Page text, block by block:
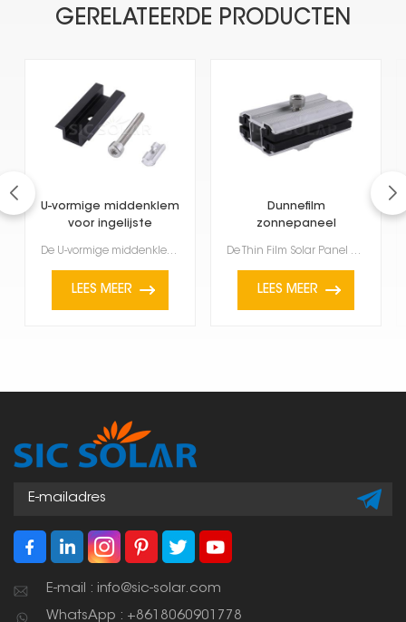
GERELATEERDE PRODUCTEN
U-vormige middenklem
voor ingelijste
De U-vormige middenklem voor ingelijste modules is bedoeld voor ingelijste zonnepanelen, met name pa...
LEES MEER
Dunnefilm
zonnepaneel
De Thin Film Solar Panel Mid Clamp is een speciaal accessoire dat wordt gebruikt om dunnefilmzonnepa...
LEES MEER
E-mail : info@sic-solar.com
WhatsApp : +8618060901778